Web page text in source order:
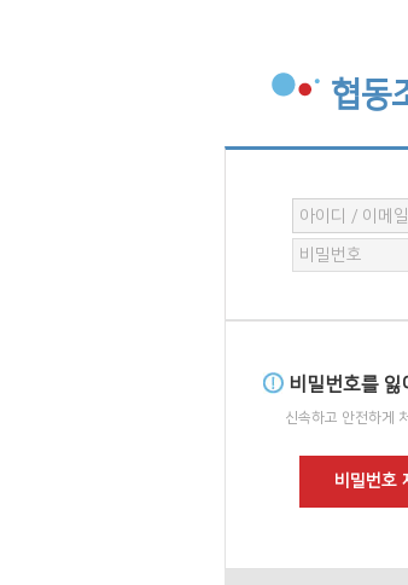
협동
비밀번호를
신속하고 안전하게
비밀번호